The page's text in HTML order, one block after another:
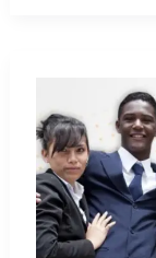
de
producción